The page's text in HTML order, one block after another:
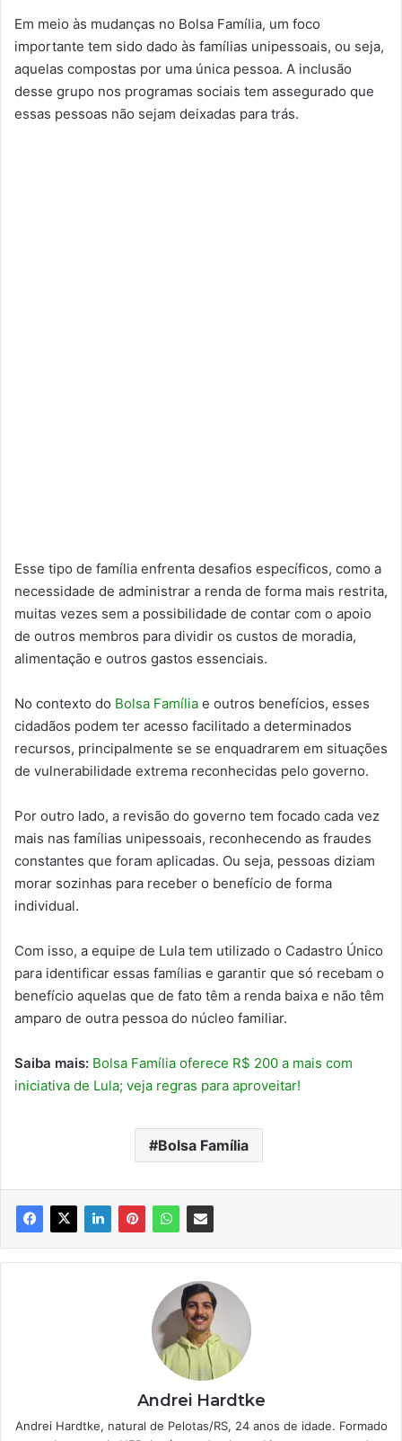
Em meio às mudanças no Bolsa Família, um foco
importante tem sido dado às famílias unipessoais, ou seja,
aquelas compostas por uma única pessoa. A inclusão
desse grupo nos programas sociais tem assegurado que
essas pessoas não sejam deixadas para trás.
Esse tipo de família enfrenta desafios específicos, como a
necessidade de administrar a renda de forma mais restrita,
muitas vezes sem a possibilidade de contar com o apoio
de outros membros para dividir os custos de moradia,
alimentação e outros gastos essenciais.
No contexto do Bolsa Família e outros benefícios, esses
cidadãos podem ter acesso facilitado a determinados
recursos, principalmente se se enquadrarem em situações
de vulnerabilidade extrema reconhecidas pelo governo.
Por outro lado, a revisão do governo tem focado cada vez
mais nas famílias unipessoais, reconhecendo as fraudes
constantes que foram aplicadas. Ou seja, pessoas diziam
morar sozinhas para receber o benefício de forma
individual.
Com isso, a equipe de Lula tem utilizado o Cadastro Único
para identificar essas famílias e garantir que só recebam o
benefício aquelas que de fato têm a renda baixa e não têm
amparo de outra pessoa do núcleo familiar.
Saiba mais: Bolsa Família oferece R$ 200 a mais com
iniciativa de Lula; veja regras para aproveitar!
Bolsa Família
Andrei Hardtke
Andrei Hardtke, natural de Pelotas/RS, 24 anos de idade. Formado